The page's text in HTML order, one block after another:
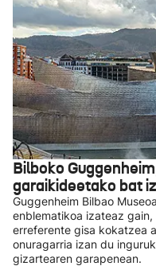
Bilboko
garaikideetako bat
Guggenheim Bilbao
enblematikoa izateaz
erreferente gisa kokatzea
onuragarria izan du
gizartearen garapenean.